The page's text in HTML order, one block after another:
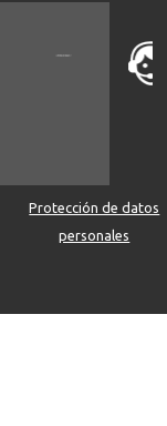
Protección de datos
personales